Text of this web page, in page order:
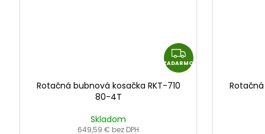
Z
A
ZADARMO
Rotačná bubnová kosačka RKT-710
80-4T
Skladom
649,59 € bez DPH